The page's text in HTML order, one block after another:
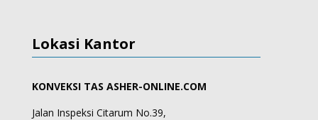
Lokasi Kantor
KONVEKSI TAS ASHER-ONLINE.COM
Jalan Inspeksi Citarum No.39,